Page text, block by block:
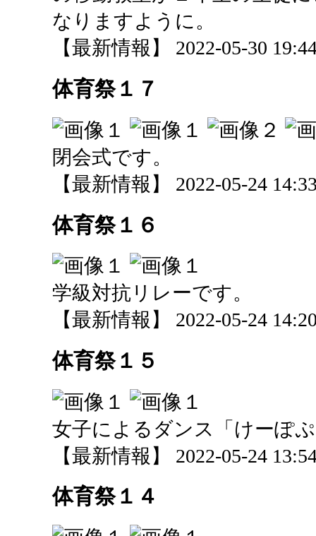
なりますように。
【最新情報】 2022-05-30
体育祭１７
閉会式です。
【最新情報】 2022-05-24
体育祭１６
学級対抗リレーです。
【最新情報】 2022-05-24
体育祭１５
女子によるダンス「けーぽ
【最新情報】 2022-05-24
体育祭１４